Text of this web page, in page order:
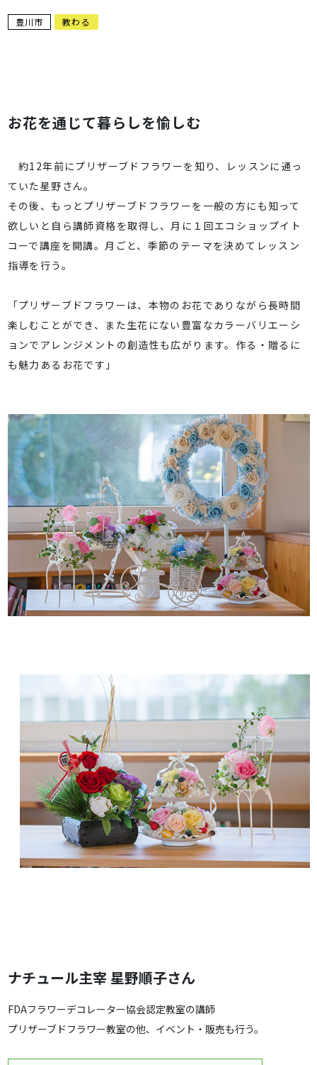
豊川市 教わる
お花を通じて暮らしを愉しむ
約12年前にプリザーブドフラワーを知り、レッスンに通っ
ていた星野さん。
その後、もっとプリザーブドフラワーを一般の方にも知って
欲しいと自ら講師資格を取得し、月に１回エコショップイト
コーで講座を開講。月ごと、季節のテーマを決めてレッスン
指導を行う。
「プリザーブドフラワーは、本物のお花でありながら長時間
楽しむことができ、また生花にない豊富なカラーバリエーシ
ョンでアレンジメントの創造性も広がります。作る・贈るに
も魅力あるお花です」
ナチュール主宰 星野順子さん
FDAフラワーデコレーター協会認定教室の講師
プリザーブドフラワー教室の他、イベント・販売も行う。